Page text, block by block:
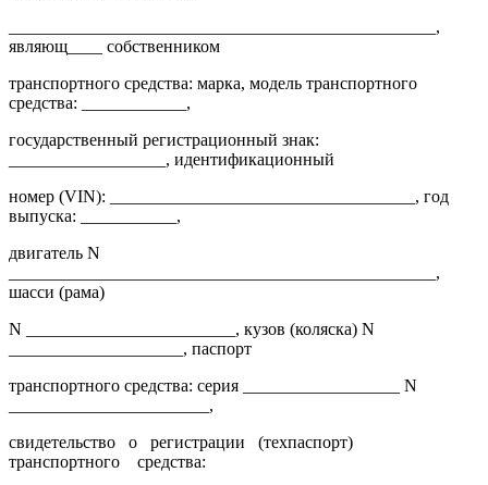
_________________________________________________,
являющ____ собственником
транспортного средства: марка, модель транспортного
средства: ____________,
государственный регистрационный знак:
__________________, идентификационный
номер (VIN): ___________________________________, год
выпуска: ___________,
двигатель N
_________________________________________________,
шасси (рама)
N ________________________, кузов (коляска) N
____________________, паспорт
транспортного средства: серия __________________ N
_______________________,
свидетельство
о регистрации
(техпаспорт)
транспортного
средства: